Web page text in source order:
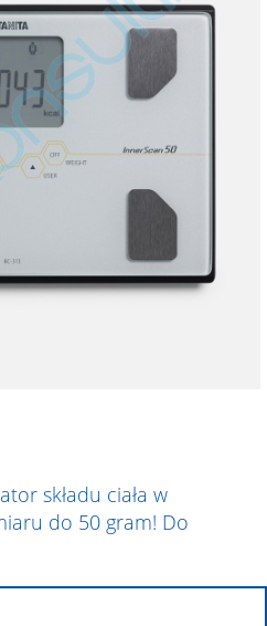
składu ciała w
do 50 gram! Do